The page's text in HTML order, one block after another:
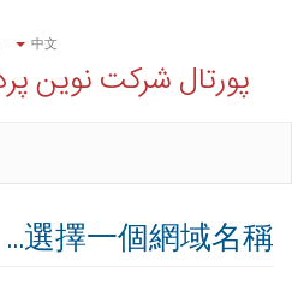
中文
پورتال شرکت نوین
選擇一個網域名稱...